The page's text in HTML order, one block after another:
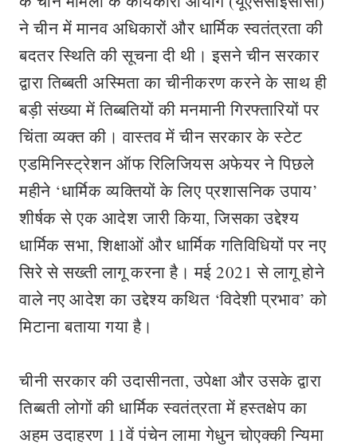
ने चीन में मानव अधिकारों और धार्मिक स्वतंत्रता की
बदतर स्थिति की सूचना दी थी। इसने चीन सरकार
द्वारा तिब्बती अस्मिता का चीनीकरण करने के साथ ही
बड़ी संख्या में तिब्बतियों की मनमानी गिरफ्तारियों पर
चिंता व्यक्त की। वास्तव में चीन सरकार के स्टेट
एडमिनिस्ट्रेशन ऑफ रिलिजियस अफेयर ने पिछले
महीने ‘धार्मिक व्यक्तियों के लिए प्रशासनिक उपाय’
शीर्षक से एक आदेश जारी किया, जिसका उद्देश्य
धार्मिक सभा, शिक्षाओं और धार्मिक गतिविधियों पर नए
सिरे से सख्ती लागू करना है। मई 2021 से लागू होने
वाले नए आदेश का उद्देश्य कथित ‘विदेशी प्रभाव’ को
मिटाना बताया गया है।
चीनी सरकार की उदासीनता, उपेक्षा और उसके द्वारा
तिब्बती लोगों की धार्मिक स्वतंत्रता में हस्तक्षेप का
अहम उदाहरण 11वें पंचेन लामा गेधुन चोएक्की न्यिमा